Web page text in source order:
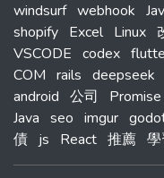
windsurf webhook
shopify Excel Linux
VSCODE codex
COM rails deepseek
android 公司 Promise
Java seo imgur
債 js React 推薦